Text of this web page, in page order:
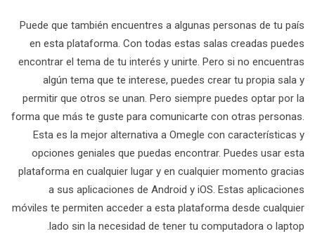
Puede que también encuentres a algunas personas de tu país
en esta plataforma. Con todas estas salas creadas puedes
encontrar el tema de tu interés y unirte. Pero si no encuentras
algún tema que te interese, puedes crear tu propia sala y
permitir que otros se unan. Pero siempre puedes optar por la
forma que más te guste para comunicarte con otras personas.
Esta es la mejor alternativa a Omegle con características y
opciones geniales que puedas encontrar. Puedes usar esta
plataforma en cualquier lugar y en cualquier momento gracias
a sus aplicaciones de Android y iOS. Estas aplicaciones
móviles te permiten acceder a esta plataforma desde cualquier
lado sin la necesidad de tener tu computadora o laptop.